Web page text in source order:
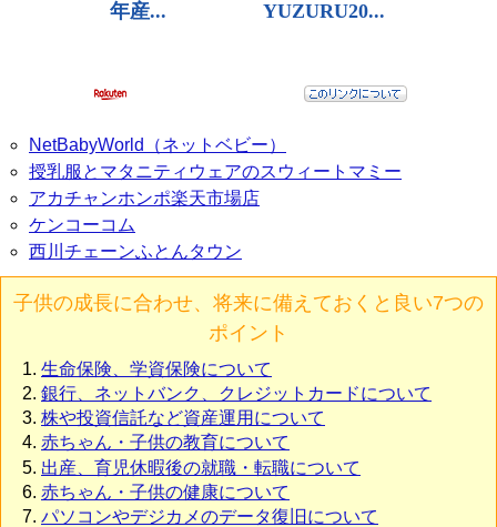
NetBabyWorld（ネットベビー）
授乳服とマタニティウェアのスウィートマミー
アカチャンホンポ楽天市場店
ケンコーコム
西川チェーンふとんタウン
子供の成長に合わせ、将来に備えておくと良い7つの
ポイント
生命保険、学資保険について
銀行、ネットバンク、クレジットカードについて
株や投資信託など資産運用について
赤ちゃん・子供の教育について
出産、育児休暇後の就職・転職について
赤ちゃん・子供の健康について
パソコンやデジカメのデータ復旧について